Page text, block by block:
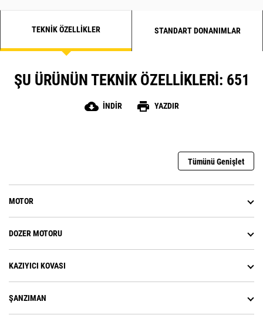
Önde ve arkada ayrı devreler.
frenler otomatik olarak devreye
girer
çalıştırmak için yay uygulanan,
hidrolik basınçla serbest bırakılan
TEKNIK ÖZELLIKLER STANDART DONANIMLAR
ŞU ÜRÜNÜN TEKNIK ÖZELLIKLERI: 651
cloud_download İNDIR print YAZDIR
Tümünü Genişlet
MOTOR
DOZER MOTORU
KAZIYICI KOVASI
ŞANZIMAN